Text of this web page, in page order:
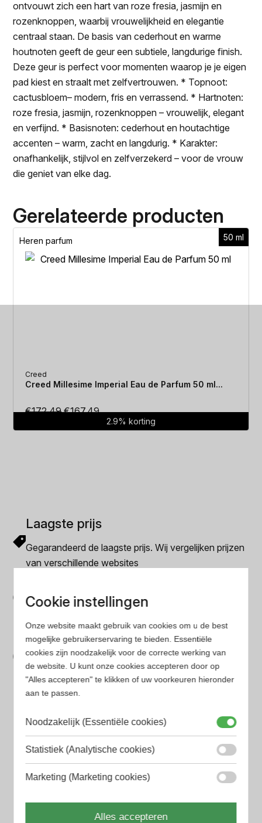
ontvouwt zich een hart van roze fresia, jasmijn en
rozenknoppen, waarbij vrouwelijkheid en elegantie
centraal staan. De basis van cederhout en warme
houtnoten geeft de geur een subtiele, langdurige finish.
Deze geur is perfect voor momenten waarop je je eigen
pad kiest en straalt met zelfvertrouwen. * Topnoot:
cactusbloem– modern, fris en verrassend. * Hartnoten:
roze fresia, jasmijn, rozenknoppen – vrouwelijk, elegant
en verfijnd. * Basisnoten: cederhout en houtachtige
accenten – warm, zacht en langdurig. * Karakter:
onafhankelijk, stijlvol en zelfverzekerd – voor de vrouw
die geniet van elke dag.
Gerelateerde producten
50 ml
Heren parfum
Creed
Creed Millesime Imperial Eau de Parfum 50 ml...
€172.49Oorspronkelijke
€167.49Huidige
prijs
2.9% korting
Laagste prijs
Gegarandeerd de laagste prijs. Wij vergelijken prijzen
van verschillende websites
Op onze website vind je eenvoudig je favoriete
parfum met onze geavanceerde zoekfilters
Bespaar tijd en geld
Wij hebben alle prijzen voor je verzameld zodat jij
minder tijd en geld kwijt bent
Populaire herengeuren
Aramis Heren parfum
Armani Heren parfum
Azzaro Heren parfum
Cookie instellingen
Onze website maakt gebruik van cookies om u de best
mogelijke gebruikerservaring te bieden. Essentiële
cookies zijn noodzakelijk voor de correcte werking van
de website. U kunt onze cookies accepteren door op
"Alles accepteren" te klikken of uw voorkeuren hieronder
aan te passen.
Noodzakelijk (Essentiële cookies)
Statistiek (Analytische cookies)
Marketing (Marketing cookies)
Alles accepteren